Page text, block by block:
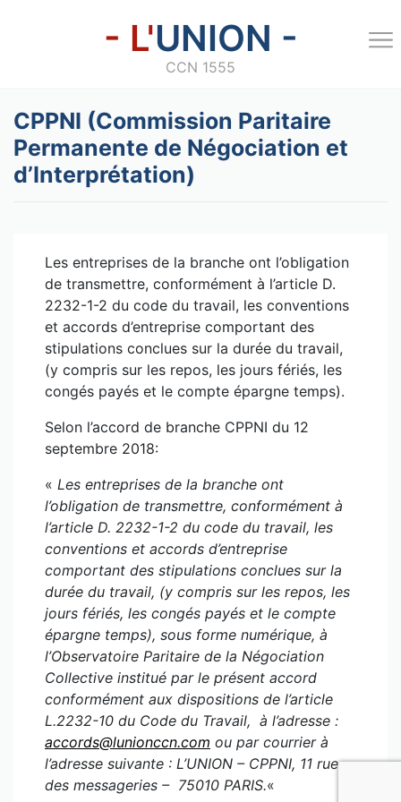
- L'UNION -
CCN 1555
CPPNI (Commission Paritaire
Permanente de Négociation et
d’Interprétation)
Les entreprises de la branche ont l’obligation
de transmettre, conformément à l’article D.
2232-1-2 du code du travail, les conventions
et accords d’entreprise comportant des
stipulations conclues sur la durée du travail,
(y compris sur les repos, les jours fériés, les
congés payés et le compte épargne temps).
Selon l’accord de branche CPPNI du 12
septembre 2018:
« Les entreprises de la branche ont
l’obligation de transmettre, conformément à
l’article D. 2232-1-2 du code du travail, les
conventions et accords d’entreprise
comportant des stipulations conclues sur la
durée du travail, (y compris sur les repos, les
jours fériés, les congés payés et le compte
épargne temps), sous forme numérique, à
l’Observatoire Paritaire de la Négociation
Collective institué par le présent accord
conformément aux dispositions de l’article
L.2232-10 du Code du Travail, à l’adresse :
accords@lunionccn.com ou par courrier à
l’adresse suivante : L’UNION – CPPNI, 11 rue
des messageries – 75010 PARIS.«